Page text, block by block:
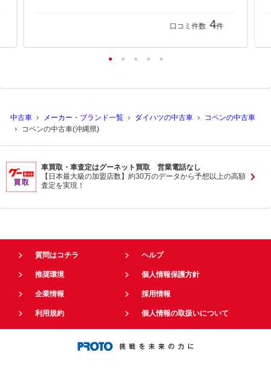
口コミ件数 4件
中古車 メーカー・ブランド一覧 ダイハツの中古車
コペンの中古車
コペンの中古車(沖縄県)
車買取・車査定はグーネット買取 営業電話なし
【日本最大級の加盟店数】約30万のデータから予想以上の高額
査定を実現！
質問はコチラ ヘルプ
推奨環境 個人情報保護方針
企業情報 採用情報
利用規約 個人情報の取扱いについて